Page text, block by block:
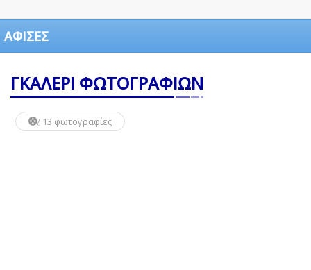
ΑΦΙΣΕΣ
ΓΚΑΛΕΡΙ ΦΩΤΟΓΡΑΦΙΩΝ
13 φωτογραφίες